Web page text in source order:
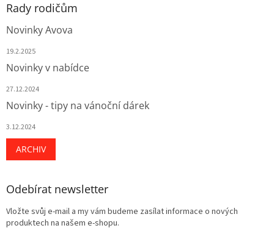
Rady rodičům
Novinky Avova
19.2.2025
Novinky v nabídce
27.12.2024
Novinky - tipy na vánoční dárek
3.12.2024
ARCHIV
Odebírat newsletter
Vložte svůj e-mail a my vám budeme zasílat informace o nových
produktech na našem e-shopu.